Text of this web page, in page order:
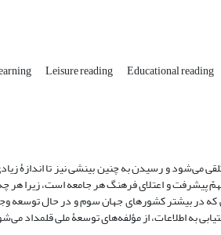
Leisure reading Educational reading
می‌شود و رسیدن به چنین بینشی نیز تا اندازۀ
کتاب و کتابخوانی یکی از عوامل مهمّ پیشرفت و اعتلای فرهنگ هر
در بیشتر کشورهای جهان سوم و در حال توسعه
به اطلاعات، از مؤلفه‌های توسعۀ ملی قلمداد می‌شود